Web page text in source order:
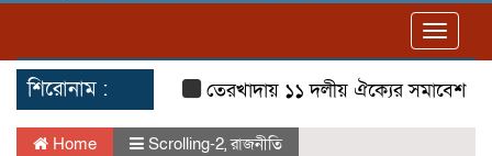
শিরোনাম : তেরখাদায় ১১ দলীয় ঐক্যের সমাবেশ ও গণ
Home Scrolling-2,রাজনীতি